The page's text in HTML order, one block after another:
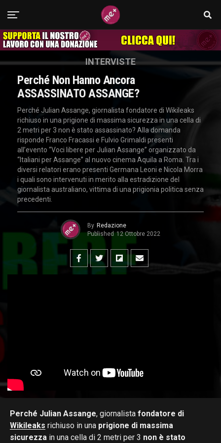
INTERVISTE
Perché Non Hanno Ancora
ASSASSINATO ASSANGE?
Perché Julian Assange, giornalista fondatore di Wikileaks
richiuso in una prigione di massima sicurezza in una cella di
2 metri per 3 non è stato assassinato? Alla domanda
risponde Franco Fracassi e Fulvio Grimaldi presenti
all’evento “Voci libere per Julian Assange” organizzato da
“Italiani per Assange” al nuovo cinema Aquila a Roma. Tra i
diversi relatori erano presenti Germana Leoni e Nicola Morra
i quali sono intervenuti in merito alla estradizione del
giornalista australiano, vittima di una prigionia politica senza
precedenti.
By Redazione
Published 12 Ottobre 2022
Perché Julian Assange, giornalista fondatore di
Wikileaks richiuso in una prigione di massima
sicurezza in una cella di 2 metri per 3 non è stato